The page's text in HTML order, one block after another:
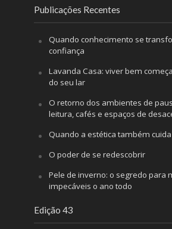
Publicações Recentes
Quando conhecimento se
confiança
Lavanda Casa: viver bem
do seu lar
O retorno dos ambientes de
leitura, cafés e espaços de
Quando a estética também
O poder de se redescobrir
Pele de inverno: o segredo para
impecáveis o ano todo
Edição 43